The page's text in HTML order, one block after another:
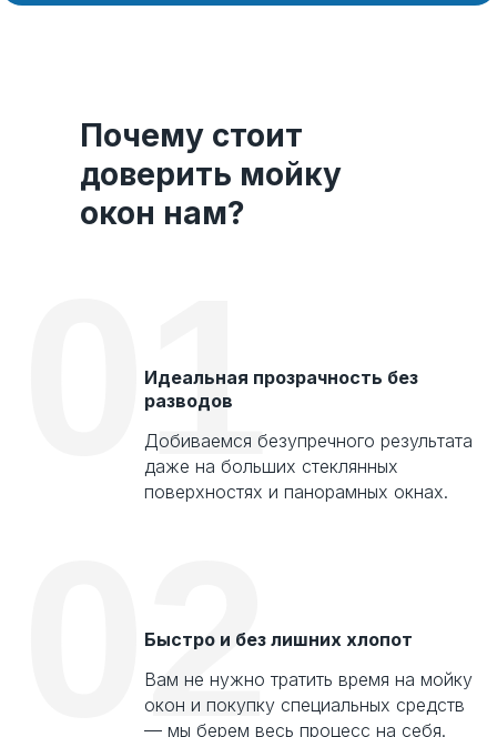
Почему стоит
доверить мойку
окон нам?
Идеальная прозрачность без
разводов
Добиваемся безупречного результата
даже на больших стеклянных
поверхностях и панорамных окнах.
01
Быстро и без лишних хлопот
Вам не нужно тратить время на мойку
окон и покупку специальных средств
— мы берем весь процесс на себя.
02